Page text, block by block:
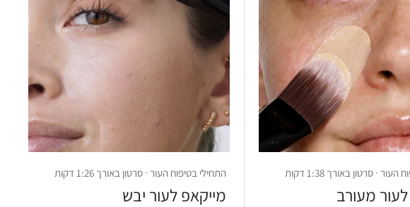
· סרטון באורך 1:38 דקות
מעורב
התחילי בטיפוח העור · סרטון באורך 1:26 דקות
מייקאפ לעור יבש